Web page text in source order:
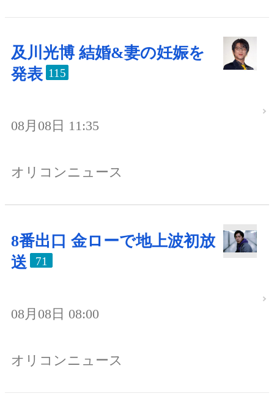
及川光博 結婚&妻の妊娠を
発表 115
08月08日 11:35
オリコンニュース
8番出口 金ローで地上波初放
送
71
08月08日 08:00
オリコンニュース